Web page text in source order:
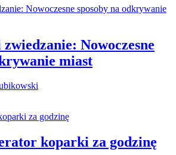
Nowoczesne
miast
koparki za godzinę